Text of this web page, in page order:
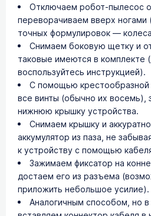
Отключаем робот-пылесос
переворачиваем вверх ногами
точных формулировок —
Снимаем боковую щетку и
таковые имеются в комплекте
воспользуйтесь инструкцией).
С помощью крестообразной
все винты (обычно их восемь),
нижнюю крышку устройства.
Снимаем крышку и
аккумулятор из паза, не
к устройству с помощью
Зажимаем фиксатор на
достаем его из разъема
приложить небольшое усилие).
Аналогичным способом, но